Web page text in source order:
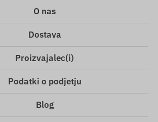
O nas
Dostava
Proizvajalec(i)
Podatki o podjetju
Blog